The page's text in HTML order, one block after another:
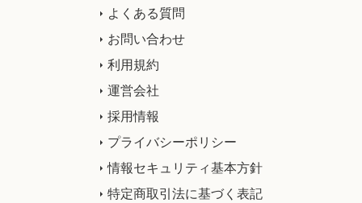
よくある質問
お問い合わせ
利用規約
運営会社
採用情報
プライバシーポリシー
情報セキュリティ基本方針
特定商取引法に基づく表記